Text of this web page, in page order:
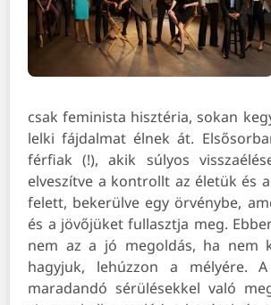
csak feminista hisztéria, sokan
lelki fájdalmat élnek át.
férfiak (!), akik súlyos
elveszítve a kontrollt az életük és
felett, bekerülve egy örvénybe,
és a jövőjüket fullasztja meg.
nem az a jó megoldás, ha nem
hagyjuk, lehúzzon a mélyére.
maradandó sérülésekkel való